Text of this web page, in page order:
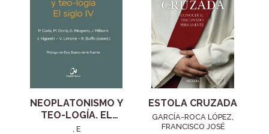
NEOPLATONISMO Y
TEO-LOGÍA. EL
SIGLO IV
, E
ESTOLA CRUZADA
GARCÍA-ROCA LÓPEZ,
FRANCISCO JOSÉ